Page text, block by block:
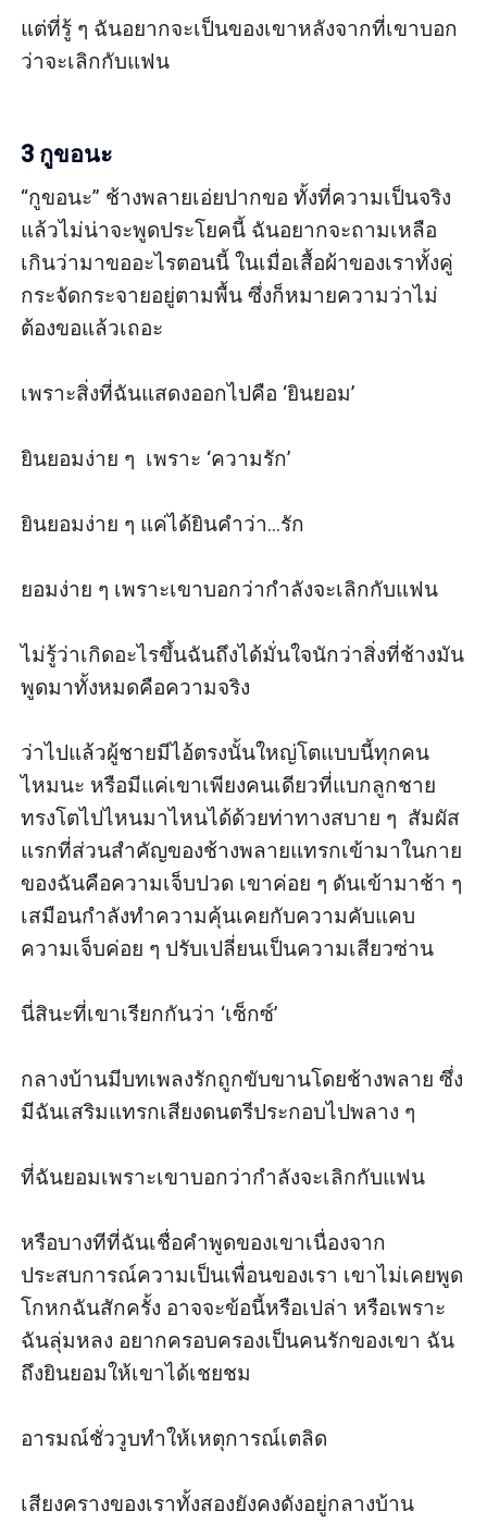
แต่ที่รู้ ๆ ฉันอยากจะเป็นของเขาหลังจากที่เขาบอก
ว่าจะเลิกกับแฟน
3 กูขอนะ
“กูขอนะ” ช้างพลายเอ่ยปากขอ ทั้งที่ความเป็นจริง
แล้วไม่น่าจะพูดประโยคนี้ ฉันอยากจะถามเหลือ
เกินว่ามาขออะไรตอนนี้ ในเมื่อเสื้อผ้าของเราทั้งคู่
กระจัดกระจายอยู่ตามพื้น ซึ่งก็หมายความว่าไม่
ต้องขอแล้วเถอะ
เพราะสิ่งที่ฉันแสดงออกไปคือ ‘ยินยอม’
ยินยอมง่าย ๆ  เพราะ ‘ความรัก’
ยินยอมง่าย ๆ แค่ได้ยินคำว่า...รัก
ยอมง่าย ๆ เพราะเขาบอกว่ากำลังจะเลิกกับแฟน
ไม่รู้ว่าเกิดอะไรขึ้นฉันถึงได้มั่นใจนักว่าสิ่งที่ช้างมัน
พูดมาทั้งหมดคือความจริง
ว่าไปแล้วผู้ชายมีไอ้ตรงนั้นใหญ่โตแบบนี้ทุกคน
ไหมนะ หรือมีแค่เขาเพียงคนเดียวที่แบกลูกชาย
ทรงโตไปไหนมาไหนได้ด้วยท่าทางสบาย ๆ  สัมผัส
แรกที่ส่วนสำคัญของช้างพลายแทรกเข้ามาในกาย
ของฉันคือความเจ็บปวด เขาค่อย ๆ ดันเข้ามาช้า ๆ
เสมือนกำลังทำความคุ้นเคยกับความคับแคบ
ความเจ็บค่อย ๆ ปรับเปลี่ยนเป็นความเสียวซ่าน
นี่สินะที่เขาเรียกกันว่า ‘เซ็กซ์’
กลางบ้านมีบทเพลงรักถูกขับขานโดยช้างพลาย ซึ่ง
มีฉันเสริมแทรกเสียงดนตรีประกอบไปพลาง ๆ
ที่ฉันยอมเพราะเขาบอกว่ากำลังจะเลิกกับแฟน
หรือบางทีที่ฉันเชื่อคำพูดของเขาเนื่องจาก
ประสบการณ์ความเป็นเพื่อนของเรา เขาไม่เคยพูด
โกหกฉันสักครั้ง อาจจะข้อนี้หรือเปล่า หรือเพราะ
ฉันลุ่มหลง อยากครอบครองเป็นคนรักของเขา ฉัน
ถึงยินยอมให้เขาได้เชยชม
อารมณ์ชั่ววูบทำให้เหตุการณ์เตลิด
เสียงครางของเราทั้งสองยังคงดังอยู่กลางบ้าน